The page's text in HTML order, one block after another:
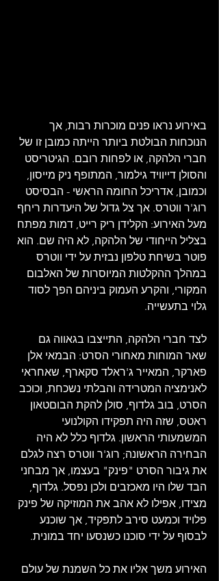
באירוע נראו פנים מוכרות רבות, אך
הנוכחות הבולטת ביותר הייתה כמובן זו של
חברי הלהקה, או לפחות רובם. הגיטריסט
והסולן דייוויד גילמור, המתופף ניק מייסון,
וכמובן, אדריכל החומה הראשי - הבסיסט
רוג'ר ווטרס. אך צל גדול של היעדרות ריחף
מעל האירוע: הקלידן ריק רייט, דמות מפתח
בצליל הייחודי של הלהקה, לא היה שם. הוא
פוטר בשיחת טלפון נבזית על ידי ווטרס
במהלך ההקלטות המיוסרות של האלבום
המקורי, והקרע העמוק ביניהם הפך לסוד
גלוי בתעשייה.
לצד חברי הלהקה, התייצבו בגאווה גם
שאר המוחות מאחורי הסרט: הבמאי אלן
פארקר, המאייר ג'ראלד סקארף, שאחראי
לאנימציה המטרידה והבלתי נשכחת, וכוכב
הסרט, בוב גלדוף, סולן להקת הבוםטאון
ראטס, שזה היה תפקידו הקולנועי
המשמעותי הראשון. גלדוף כלל לא היה
הבחירה הראשונה; רוג'ר ווטרס רצה לגלם
את גיבור הסרט "פינק" בעצמו, אך מבחני
הבד שלו היו מאכזבים ולכן נפסל. גלדוף,
מצידו, אפילו לא אהב את המוזיקה של פינק
פלויד וכמעט סירב לתפקיד, אך שוכנע
לבסוף על ידי סוכנו כשנסעו יחד במונית.
האירוע משך אליו את כל השמנת של עולם